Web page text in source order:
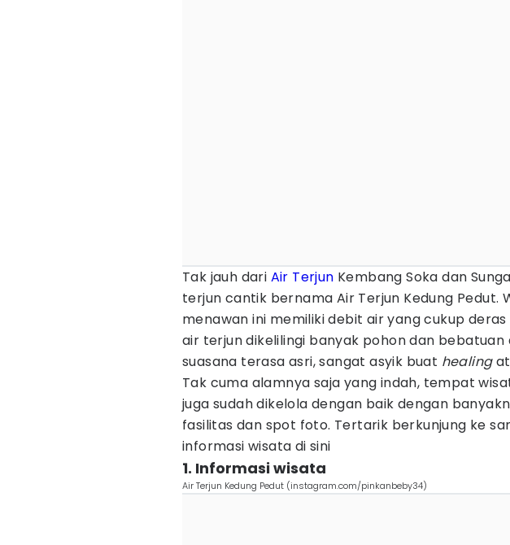
Tak jauh dari Air Terjun Kembang Soka dan
terjun cantik bernama Air Terjun Kedung Pedut.
menawan ini memiliki debit air yang cukup
air terjun dikelilingi banyak pohon dan bebatuan
suasana terasa asri, sangat asyik buat healing
Tak cuma alamnya saja yang indah, tempat
juga sudah dikelola dengan baik dengan
fasilitas dan spot foto. Tertarik berkunjung ke
informasi wisata di sini
1. Informasi wisata
Air Terjun Kedung Pedut (instagram.com/pinkanbeby34)